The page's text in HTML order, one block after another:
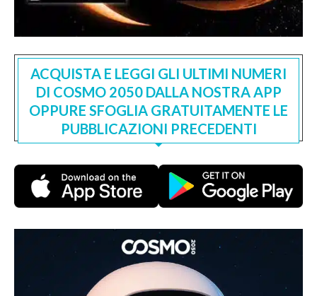
ACQUISTA E LEGGI GLI ULTIMI NUMERI
DI COSMO 2050 DALLA NOSTRA APP
OPPURE SFOGLIA GRATUITAMENTE LE
PUBBLICAZIONI PRECEDENTI